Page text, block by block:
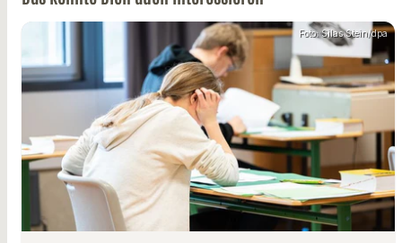
Foto: Silas Stein/dpa